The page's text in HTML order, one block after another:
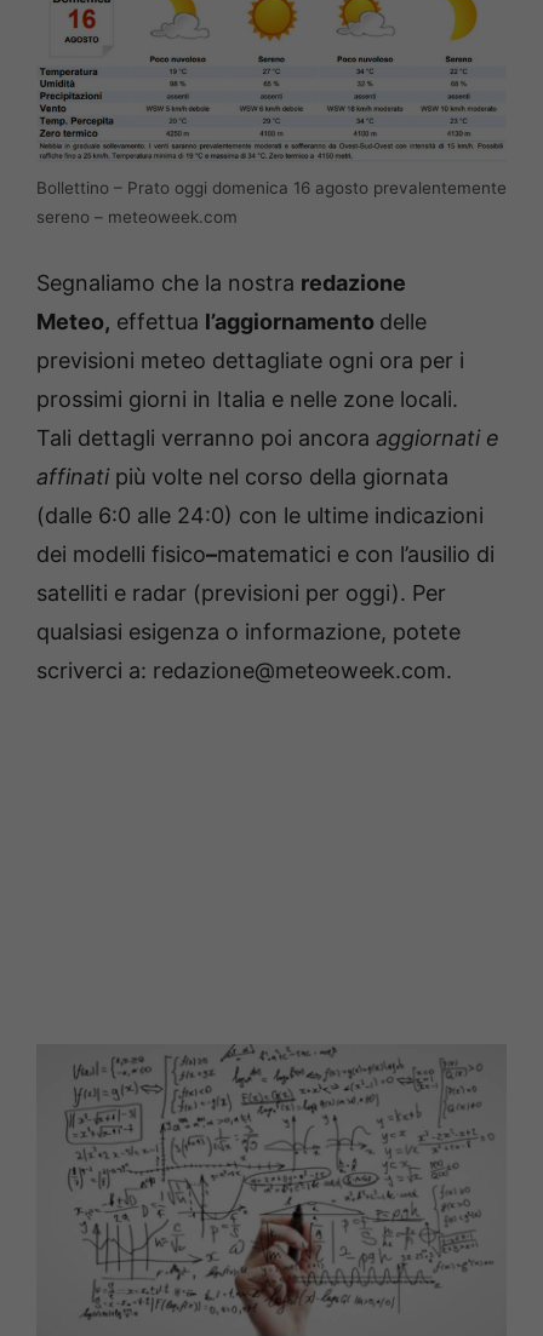
Bollettino – Prato oggi domenica 16 agosto prevalentemente
sereno – meteoweek.com
Segnaliamo che la nostra redazione
Meteo, effettua l’aggiornamento delle
previsioni meteo dettagliate ogni ora per i
prossimi giorni in Italia e nelle zone locali.
Tali dettagli verranno poi ancora aggiornati e
affinatipiù volte nel corso della giornata
(dalle 6:0 alle 24:0) con le ultime indicazioni
dei modelli fisico–matematici e con l’ausilio di
satelliti e radar (previsioni per oggi). Per
qualsiasi esigenza o informazione, potete
scriverci a: redazione@meteoweek.com.